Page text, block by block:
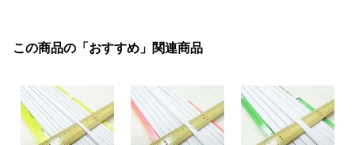
この商品の「おすすめ」関連商品